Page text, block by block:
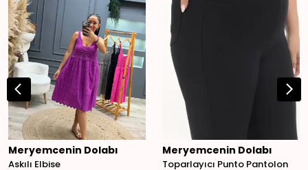
Meryemcenin Dolabı
Askılı Elbise
Meryemcenin Dolabı
Toparlayıcı Punto Pantolon